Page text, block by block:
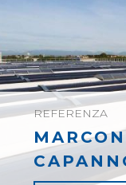
REFERENZA